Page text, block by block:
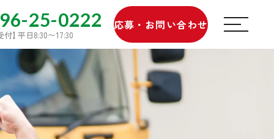
25-0222
付】 平日8:30〜17:30
応募・お問い合わせ